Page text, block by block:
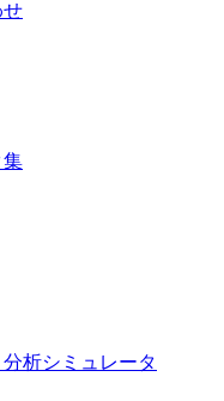
せ
集
析シミュレータ